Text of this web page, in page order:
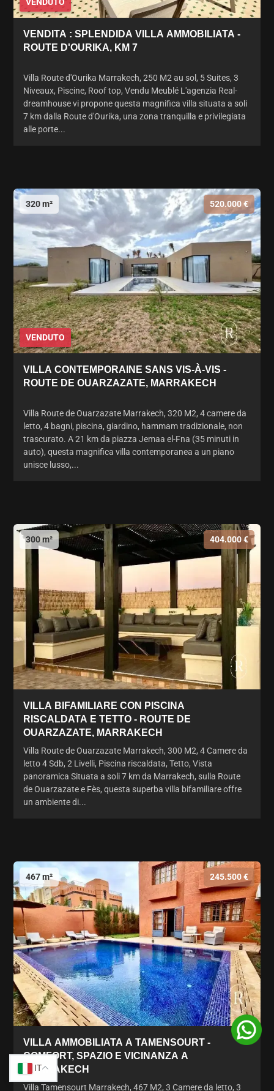
VENDITA : SPLENDIDA VILLA AMMOBILIATA -
ROUTE D'OURIKA, KM 7
Villa Route d'Ourika Marrakech, 250 M2 au sol, 5 Suites, 3
Niveaux, Piscine, Roof top, Vendu Meublé L'agenzia Real-
dreamhouse vi propone questa magnifica villa situata a soli
7 km dalla Route d'Ourika, una zona tranquilla e privilegiata
alle porte...
320 m² 520.000 €
VENDUTO
VILLA CONTEMPORAINE SANS VIS-À-VIS -
ROUTE DE OUARZAZATE, MARRAKECH
Villa Route de Ouarzazate Marrakech, 320 M2, 4 camere da
letto, 4 bagni, piscina, giardino, hammam tradizionale, non
trascurato. A 21 km da piazza Jemaa el-Fna (35 minuti in
auto), questa magnifica villa contemporanea a un piano
unisce lusso,...
300 m² 404.000 €
VILLA BIFAMILIARE CON PISCINA
RISCALDATA E TETTO - ROUTE DE
OUARZAZATE, MARRAKECH
Villa Route de Ouarzazate Marrakech, 300 M2, 4 Camere da
letto 4 Sdb, 2 Livelli, Piscina riscaldata, Tetto, Vista
panoramica Situata a soli 7 km da Marrakech, sulla Route
de Ouarzazate e Fès, questa superba villa bifamiliare offre
un ambiente di...
467 m² 245.500 €
VILLA AMMOBILIATA A TAMENSOURT -
COMFORT, SPAZIO E VICINANZA A
MARRAKECH
Villa Tamensourt Marrakech, 467 M2, 3 Camere da letto, 3
IT